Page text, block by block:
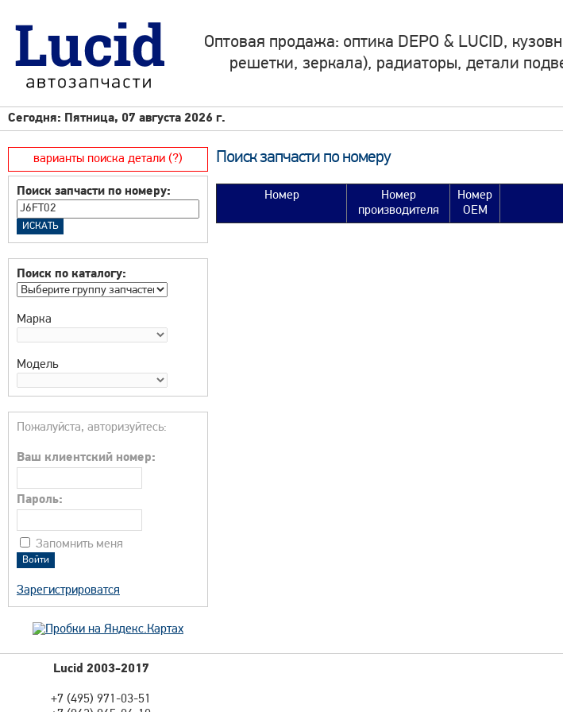
Оптовая продажа: оптика DEPO & LUCID,
решетки, зеркала), радиаторы, детали
Сегодня: Пятница, 07 августа 2026 г.
варианты поиска детали (?)
Поиск запчасти по номеру:
Поиск по каталогу:
Марка
Модель
Пожалуйста, авторизуйтесь:
Ваш клиентский номер:
Пароль:
Запомнить меня
Зарегистрироватся
Поиск запчасти по номеру
Номер
Номер
производителя
Номер
OEM
Lucid 2003-2017
+7 (495) 971-03-51